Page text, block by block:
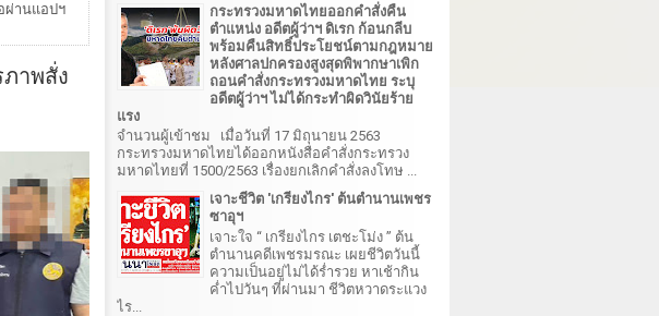
ผ่านแอปฯ
าพสั่ง
กระทรวงมหาดไทยออกคำสั่งคืน
ตำแหน่ง อดีตผู้ว่าฯ ดิเรก ก้อนกลีบ
พร้อมคืนสิทธิ์ประโยชน์ตามกฎหมาย
หลังศาลปกครองสูงสุดพิพากษาเพิก
ถอนคำสั่งกระทรวงมหาดไทย ระบุ
อดีตผู้ว่าฯ ไม่ได้กระทำผิดวินัยร้าย
แรง
จำนวนผู้เข้าชม เมื่อวันที่ 17 มิถุนายน 2563
กระทรวงมหาดไทยได้ออกหนังสือคำสั่งกระทรวง
มหาดไทยที่ 1500/2563 เรื่องยกเลิกคำสั่งลงโทษ ...
เจาะชีวิต 'เกรียงไกร' ต้นตำนานเพชร
ซาอุฯ
เจาะใจ “ เกรียงไกร เตชะโม่ง ” ต้น
ตำนานคดีเพชรมรณะ เผยชีวิตวันนี้
ความเป็นอยู่ไม่ได้ร่ำรวย หาเช้ากิน
ค่ำไปวันๆ ที่ผ่านมา ชีวิตหวาดระแวง
ไร...